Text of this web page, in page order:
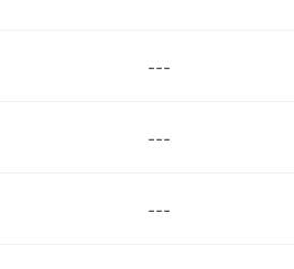
---
---
---